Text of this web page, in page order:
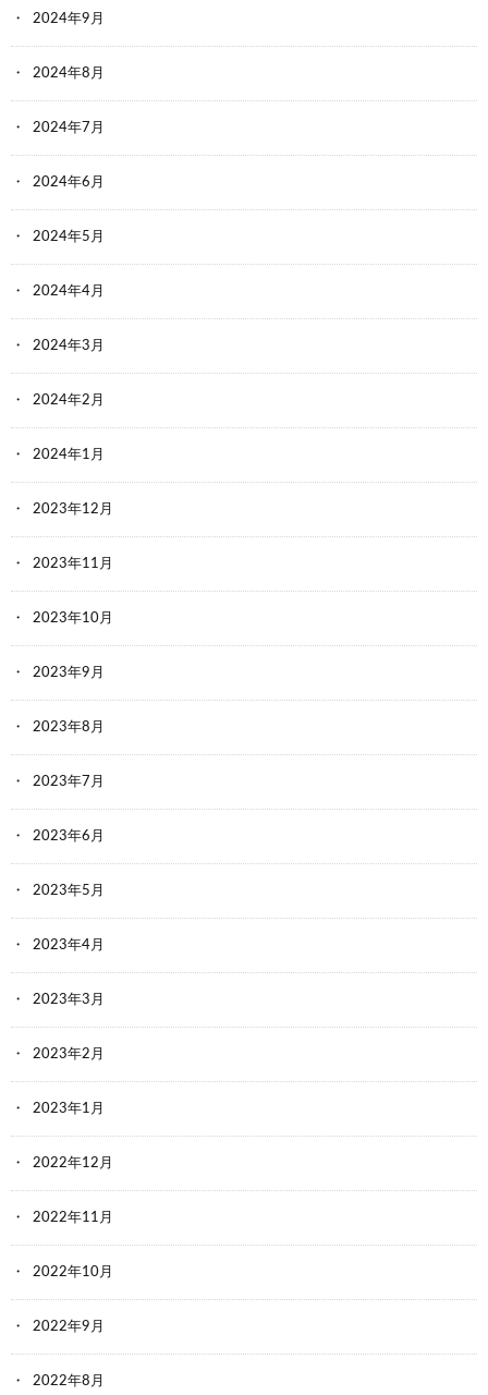
2024年9月
2024年8月
2024年7月
2024年6月
2024年5月
2024年4月
2024年3月
2024年2月
2024年1月
2023年12月
2023年11月
2023年10月
2023年9月
2023年8月
2023年7月
2023年6月
2023年5月
2023年4月
2023年3月
2023年2月
2023年1月
2022年12月
2022年11月
2022年10月
2022年9月
2022年8月